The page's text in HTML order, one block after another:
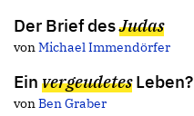
Der Brief desJudas
von Michael Immendörfer
Ein vergeudetesLeben?
von Ben Graber